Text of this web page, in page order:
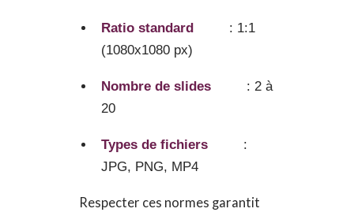
Ratio standard
: 1:1
(1080x1080 px)
Nombre de slides
: 2 à
20
Types de fichiers
:
JPG, PNG, MP4
Respecter ces normes garantit